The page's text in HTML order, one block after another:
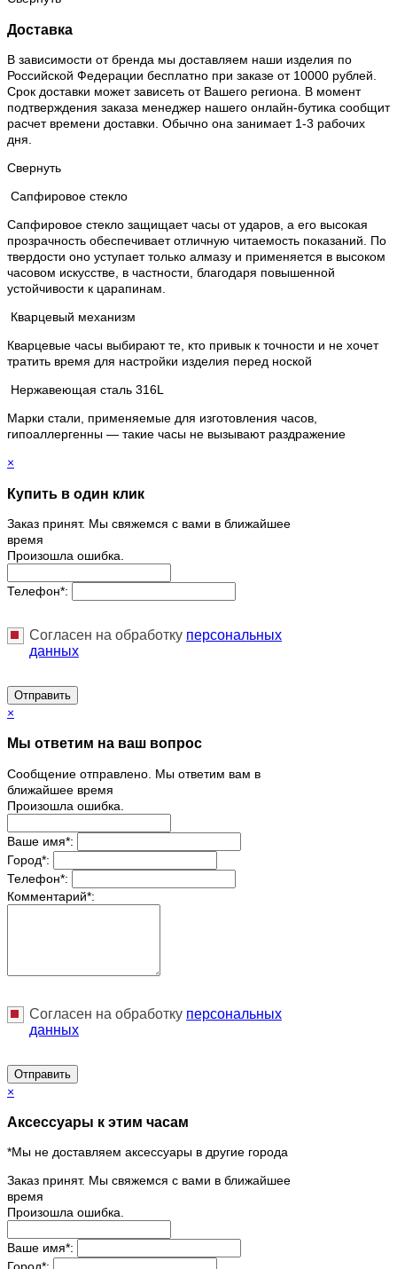
Доставка
В зависимости от бренда мы доставляем наши изделия по
Российской Федерации бесплатно при заказе от 10000 рублей.
Срок доставки может зависеть от Вашего региона. В момент
подтверждения заказа менеджер нашего онлайн-бутика сообщит
расчет времени доставки. Обычно она занимает 1-3 рабочих
дня.
Свернуть
Сапфировое стекло
Сапфировое стекло защищает часы от ударов, а его высокая
прозрачность обеспечивает отличную читаемость показаний. По
твердости оно уступает только алмазу и применяется в высоком
часовом искусстве, в частности, благодаря повышенной
устойчивости к царапинам.
Кварцевый механизм
Кварцевые часы выбирают те, кто привык к точности и не хочет
тратить время для настройки изделия перед ноской
Нержавеющая сталь 316L
Марки стали, применяемые для изготовления часов,
гипоаллергенны — такие часы не вызывают раздражение
×
Купить в один клик
Заказ принят. Мы свяжемся с вами в ближайшее
время
Произошла ошибка.
Телефон*:
Согласен на обработку персональныx
данных
Отправить
×
Мы ответим на ваш вопрос
Сообщение отправлено. Мы ответим вам в
ближайшее время
Произошла ошибка.
Ваше имя*:
Город*:
Телефон*:
Комментарий*:
Согласен на обработку персональныx
данных
Отправить
×
Аксессуары к этим часам
*Мы не доставляем аксессуары в другие города
Заказ принят. Мы свяжемся с вами в ближайшее
время
Произошла ошибка.
Ваше имя*: